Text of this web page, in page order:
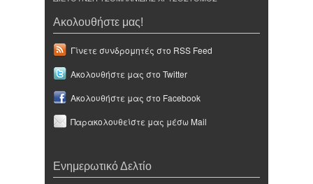
Ακολουθήστε μας!
Γίνετε συνδρομητές στο RSS Feed
Ακολουθήστε μας στο Twitter
Ακολουθήστε μας στο Facebook
Παρακολουθείστε μας μέσω Mail
Ενημερωτικό Δελτίο